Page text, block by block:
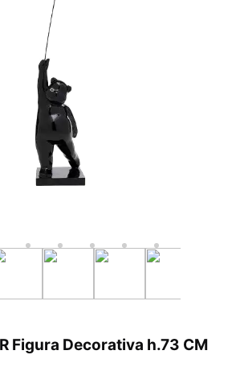
Figura Decorativa h.73 CM